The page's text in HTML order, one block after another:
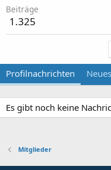
Beiträge
1.325
Profilnachrichten
Es gibt noch keine
Mitglieder